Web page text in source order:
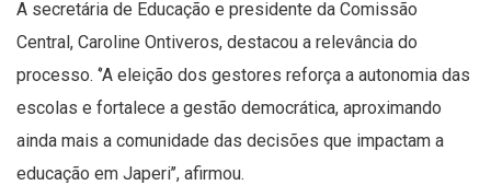
A secretária de Educação e presidente da Comissão
Central, Caroline Ontiveros, destacou a relevância do
processo. ‘’A eleição dos gestores reforça a autonomia das
escolas e fortalece a gestão democrática, aproximando
ainda mais a comunidade das decisões que impactam a
educação em Japeri’’, afirmou.